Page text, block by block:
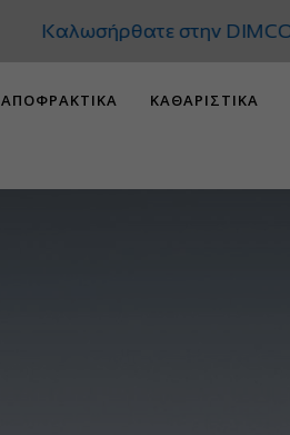
Καλωσήρθατε στην DIMCO!
ΑΠΟΦΡΑΚΤΙΚΑ ΚΑΘΑΡΙΣΤΙΚΑ